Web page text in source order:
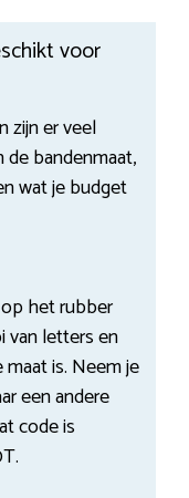
voor
zijn er veel
de bandenmaat,
wat je budget
het rubber
van letters en
is. Neem je
een andere
code is